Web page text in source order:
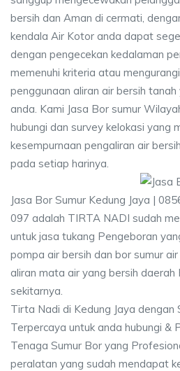
bersih dan Aman di cermati,
kendala Air Kotor anda dapat
dengan pengecekan kedalaman
memenuhi kriteria atau
penggunaan aliran air bersih
anda. Kami Jasa Bor sumur
hubungi dan survey kelokasi yang
kesempurnaan pengaliran air
pada setiap harinya.
Jasa Bor Sumur Kedung Jaya |
097 adalah TIRTA NADI sudah
untuk jasa tukang Pengeboran
pompa air bersih dan bor sumur
aliran mata air yang bersih daerah
sekitarnya.
Tirta Nadi di Kedung Jaya dengan
Terpercaya untuk anda hubungi &
Tenaga Sumur Bor yang
peralatan yang sudah mendapat